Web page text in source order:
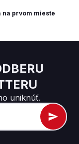
na prvom mieste
uniknúť.